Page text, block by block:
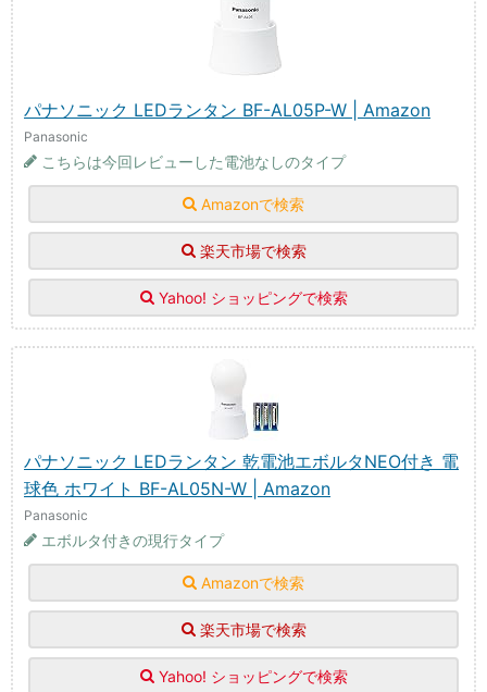
パナソニック LEDランタン BF-AL05P-W | Amazon
Panasonic
こちらは今回レビューした電池なしのタイプ
Amazonで検索
楽天市場で検索
Yahoo! ショッピングで検索
パナソニック LEDランタン 乾電池エボルタNEO付き 電
球色 ホワイト BF-AL05N-W | Amazon
Panasonic
エボルタ付きの現行タイプ
Amazonで検索
楽天市場で検索
Yahoo! ショッピングで検索